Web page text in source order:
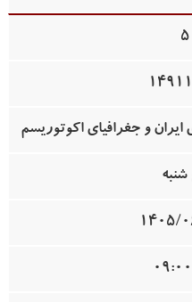
5
14911
ایران و جغرافیای اکوتوریسم
شنبه
1405/
09:00